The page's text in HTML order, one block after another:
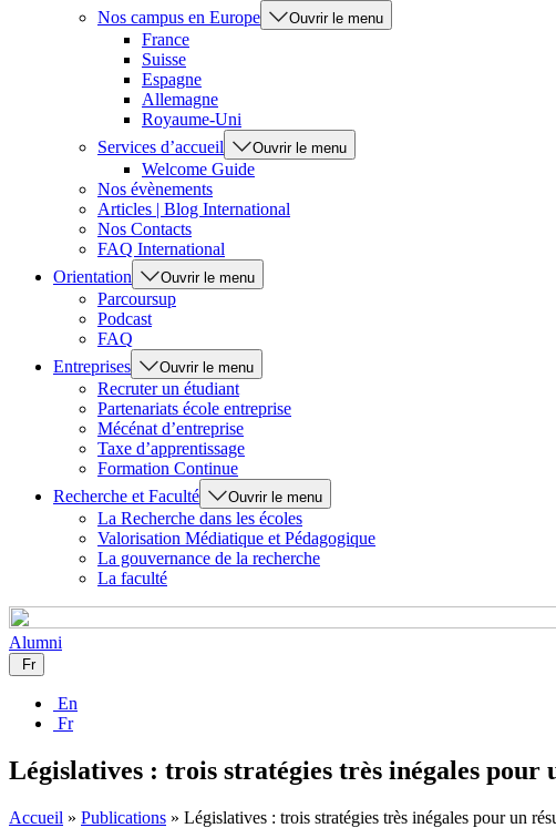
Nos campus en Europe
Ouvrir le menu
France
Suisse
Espagne
Allemagne
Royaume-Uni
Services d’accueil
Ouvrir le menu
Welcome Guide
Nos évènements
Articles | Blog International
Nos Contacts
FAQ International
Orientation
Ouvrir le menu
Parcoursup
Podcast
FAQ
Entreprises
Ouvrir le menu
Recruter un étudiant
Partenariats école entreprise
Mécénat d’entreprise
Taxe d’apprentissage
Formation Continue
Recherche et Faculté
Ouvrir le menu
La Recherche dans les écoles
Valorisation Médiatique et Pédagogique
La gouvernance de la recherche
La faculté
Alumni
Fr
En
Fr
Législatives : trois stratégies très inégales
Accueil » Publications » Législatives : trois stratégies très inégales pour un